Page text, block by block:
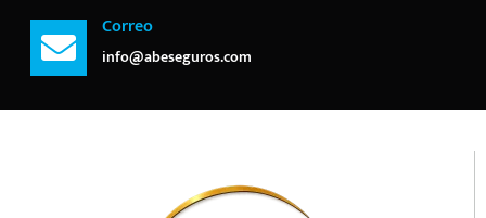
Correo
info@abeseguros.com